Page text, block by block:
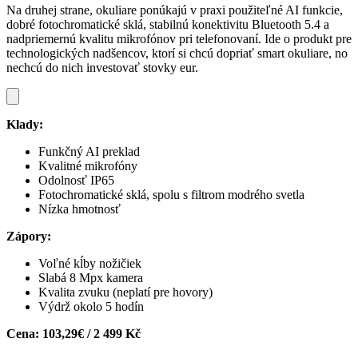
Na druhej strane, okuliare ponúkajú v praxi použiteľné AI funkcie,
dobré fotochromatické sklá, stabilnú konektivitu Bluetooth 5.4 a
nadpriemernú kvalitu mikrofónov pri telefonovaní. Ide o produkt pre
technologických nadšencov, ktorí si chcú dopriať smart okuliare, no
nechcú do nich investovať stovky eur.
Klady:
Funkčný AI preklad
Kvalitné mikrofóny
Odolnosť IP65
Fotochromatické sklá, spolu s filtrom modrého svetla
Nízka hmotnosť
Zápory:
Voľné kĺby nožičiek
Slabá 8 Mpx kamera
Kvalita zvuku (neplatí pre hovory)
Výdrž okolo 5 hodín
Cena: 103,29€ / 2 499 Kč